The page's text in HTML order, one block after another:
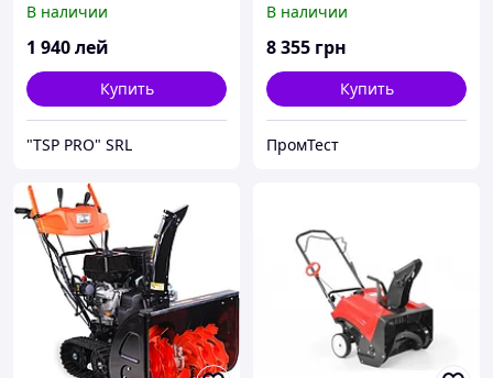
В наличии
1 940лей
Купить
"TSP PRO" SRL
В наличии
8 355 грн
Купить
ПромТест